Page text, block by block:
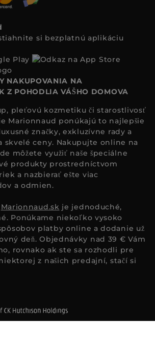
si bezplatnú aplikáciu
NAKUPOVANIA NA
Z POHODLIA VÁŠHO DOMOVA
pleťovú kozmetiku či starostlivosť
Marionnaud ponúkajú to najlepšie
značky, exkluzívne rady a
skvelé ceny. Nakupujte online na
môžete využiť naše špeciálne
produkty prostredníctvom
a nazbierať ešte viac
a odmien.
Marionnaud.sk je jednoduché,
Ponúkame niekoľko vysoko
platby online a dodanie už
deň. Objednávky nad 39 € Vám
rovnako ak ste sa rozhodli pre
z našich predajní, stačí si